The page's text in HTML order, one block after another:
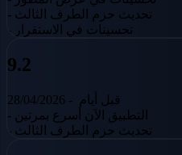
- تحديث حزم الطرف الثالث
- تحسينات في الاستقرار
9.2
28/04/2026 - قبل أيام
- التطبيق الآن أسرع بمرتين
- تحديث حزم الطرف الثالث